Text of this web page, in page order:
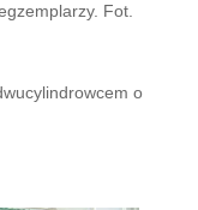
Fot.
o